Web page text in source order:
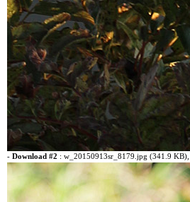
- Download #2 : w_20150913sr_8179.jpg (341.9 KB)